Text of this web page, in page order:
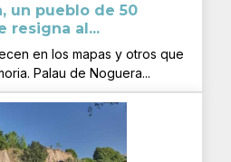
un pueblo de 50
resigna al...
en los mapas y otros que
Palau de Noguera...